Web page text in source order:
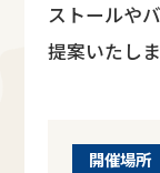
ストールや
提案いたしま
開催場所